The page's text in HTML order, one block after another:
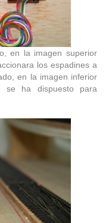
en la imagen superior
los espadines a
en la imagen inferior
se ha dispuesto para